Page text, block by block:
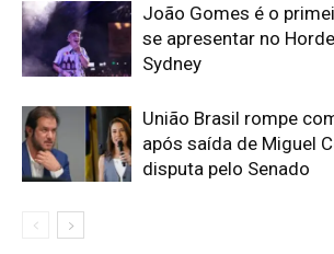
João Gomes é o
se apresentar no
Sydney
União Brasil rompe
após saída de Miguel
disputa pelo Senado